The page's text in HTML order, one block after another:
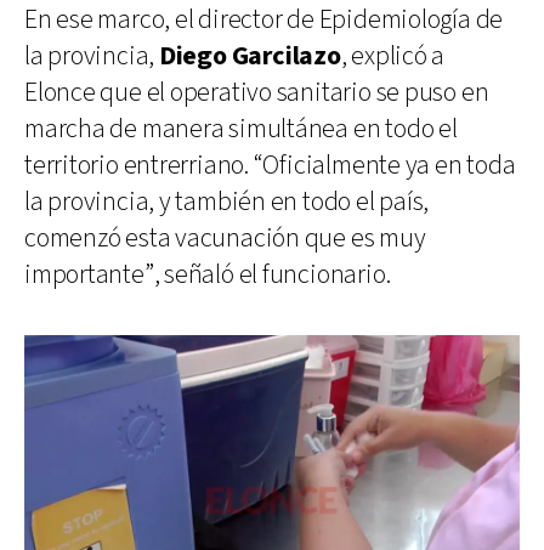
En ese marco, el director de Epidemiología de
la provincia, Diego Garcilazo, explicó a
Elonce que el operativo sanitario se puso en
marcha de manera simultánea en todo el
territorio entrerriano. “Oficialmente ya en toda
la provincia, y también en todo el país,
comenzó esta vacunación que es muy
importante”, señaló el funcionario.